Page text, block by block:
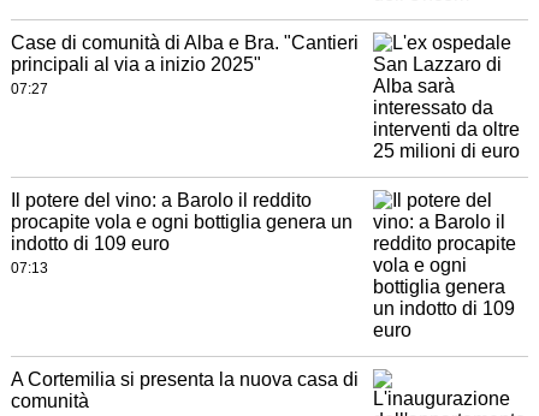
Case di comunità di Alba e Bra. "Cantieri
principali al via a inizio 2025"
07:27
Il potere del vino: a Barolo il reddito
procapite vola e ogni bottiglia genera un
indotto di 109 euro
07:13
A Cortemilia si presenta la nuova casa di
comunità